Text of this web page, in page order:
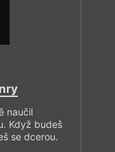
naučil
Když budeš
se dcerou.